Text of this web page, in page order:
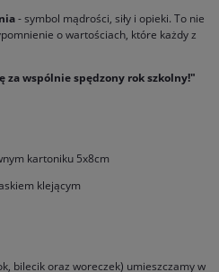
- symbol mądrości, siły i opieki. To nie
o wartościach, które każdy z
za wspólnie spędzony rok szkolny!"
kartoniku 5x8cm
klejącym
bilecik oraz woreczek) umieszczamy w